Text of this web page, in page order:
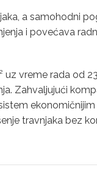
a samohodni
i povećava
vreme rada od
Zahvaljujući
ekonomičnijim
travnjaka bez